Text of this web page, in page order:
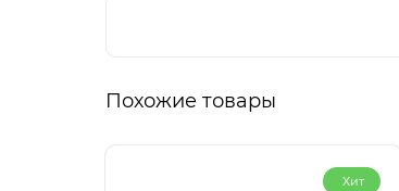
Похожие товары
Хит